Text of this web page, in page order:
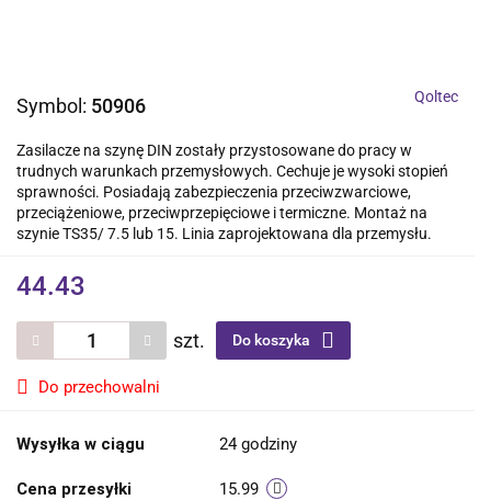
Symbol: 50906 Qoltec
Zasilacze na szynę DIN zostały przystosowane do pracy w
trudnych warunkach przemysłowych. Cechuje je wysoki stopień
sprawności. Posiadają zabezpieczenia przeciwzwarciowe,
przeciążeniowe, przeciwprzepięciowe i termiczne. Montaż na
szynie TS35/ 7.5 lub 15. Linia zaprojektowana dla przemysłu.
44.43
szt. Do koszyka
Do przechowalni
Wysyłka w ciągu 24 godziny
Cena przesyłki 15.99